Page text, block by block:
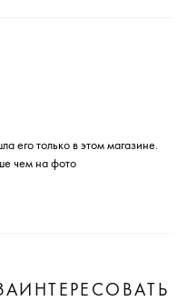
его только в этом магазине.
чем на фото